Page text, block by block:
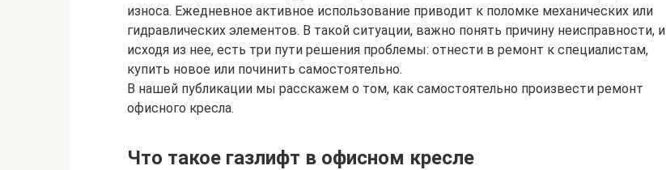
износа. Ежедневное активное использование приводит к поломке механических или
гидравлических элементов. В такой ситуации, важно понять причину неисправности, и
исходя из нее, есть три пути решения проблемы: отнести в ремонт к специалистам,
купить новое или починить самостоятельно.
В нашей публикации мы расскажем о том, как самостоятельно произвести ремонт
офисного кресла.
Что такое газлифт в офисном кресле